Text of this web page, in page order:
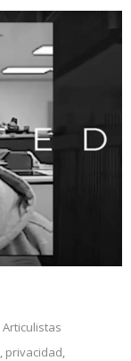
Articulistas
, privacidad,